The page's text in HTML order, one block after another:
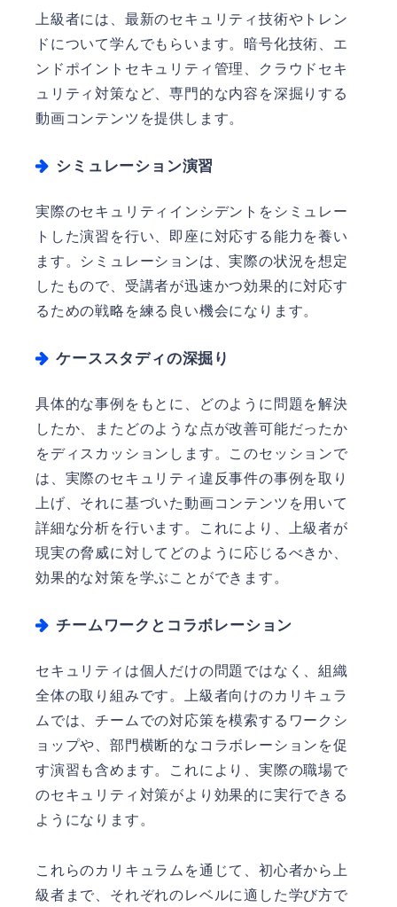
上級者には、最新のセキュリティ技術やトレン
ドについて学んでもらいます。暗号化技術、エ
ンドポイントセキュリティ管理、クラウドセキ
ュリティ対策など、専門的な内容を深掘りする
動画コンテンツを提供します。
シミュレーション演習
実際のセキュリティインシデントをシミュレー
トした演習を行い、即座に対応する能力を養い
ます。シミュレーションは、実際の状況を想定
したもので、受講者が迅速かつ効果的に対応す
るための戦略を練る良い機会になります。
ケーススタディの深掘り
具体的な事例をもとに、どのように問題を解決
したか、またどのような点が改善可能だったか
をディスカッションします。このセッションで
は、実際のセキュリティ違反事件の事例を取り
上げ、それに基づいた動画コンテンツを用いて
詳細な分析を行います。これにより、上級者が
現実の脅威に対してどのように応じるべきか、
効果的な対策を学ぶことができます。
チームワークとコラボレーション
セキュリティは個人だけの問題ではなく、組織
全体の取り組みです。上級者向けのカリキュラ
ムでは、チームでの対応策を模索するワークシ
ョップや、部門横断的なコラボレーションを促
す演習も含めます。これにより、実際の職場で
のセキュリティ対策がより効果的に実行できる
ようになります。
これらのカリキュラムを通じて、初心者から上
級者まで、それぞれのレベルに適した学び方で